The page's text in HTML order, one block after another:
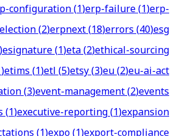
configuration(1)erp-failure(1)erp-
(2)erpnext(18)errors(40)esg
)esignature(1)eta(2)ethical-sourcing
)etims(1)etl(5)etsy(3)eu(2)eu-ai-act
(3)event-management(2)events
(1)executive-reporting(1)expansion